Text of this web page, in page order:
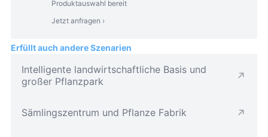
Produktauswahl bereit
Jetzt anfragen ›
Erfüllt auch andere Szenarien
Intelligente landwirtschaftliche Basis und
großer Pflanzpark
Sämlingszentrum und Pflanze Fabrik